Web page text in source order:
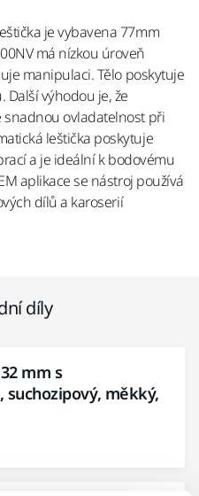
je vybavena 77mm
má nízkou úroveň
manipulaci. Tělo poskytuje
výhodou je, že
ovladatelnost při
leštička poskytuje
a je ideální k bodovému
aplikace se nástroj používá
dílů a karoserií
díly
mm s
suchozipový, měkký,